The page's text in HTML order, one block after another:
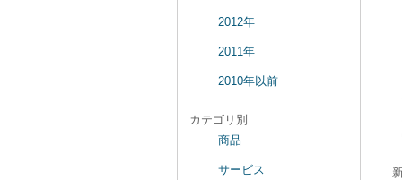
2012年
2011年
2010年以前
カテゴリ別
商品
サービス